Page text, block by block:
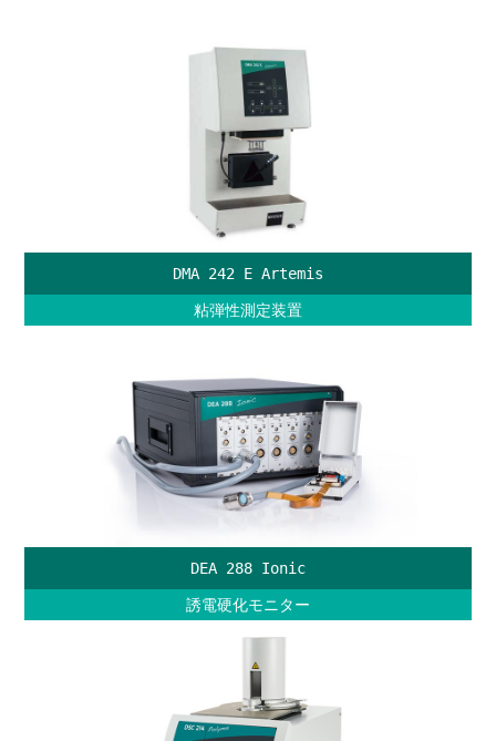
DMA 242 E Artemis
粘弾性測定装置
DEA 288 Ionic
誘電硬化モニター